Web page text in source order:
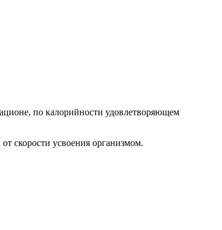
по калорийности удовлетворяющем
скорости усвоения организмом.